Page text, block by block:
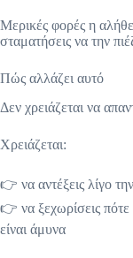
Μερικές φορές η
σταματήσεις να την
Πώς αλλάζει αυτό
Δεν χρειάζεται να
Χρειάζεται:
👉 να αντέξεις λίγο
👉 να ξεχωρίσεις πότε
είναι άμυνα